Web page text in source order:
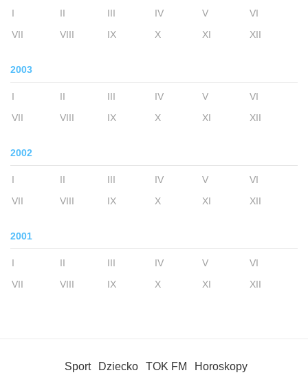
I II III IV V
VI
VII
VIII IX X XI XII
2003
I II III IV V
VI
VII
VIII IX X XI XII
2002
I II III IV V
VI
VII
VIII IX X XI XII
2001
I II III IV V
VI
VII
VIII IX X XI XII
Sport Dziecko TOK FM Horoskopy